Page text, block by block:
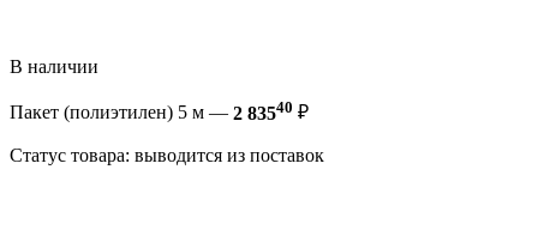
В наличии
Пакет (полиэтилен) 5 м — 2 83540 ₽
Статус товара: выводится из поставок